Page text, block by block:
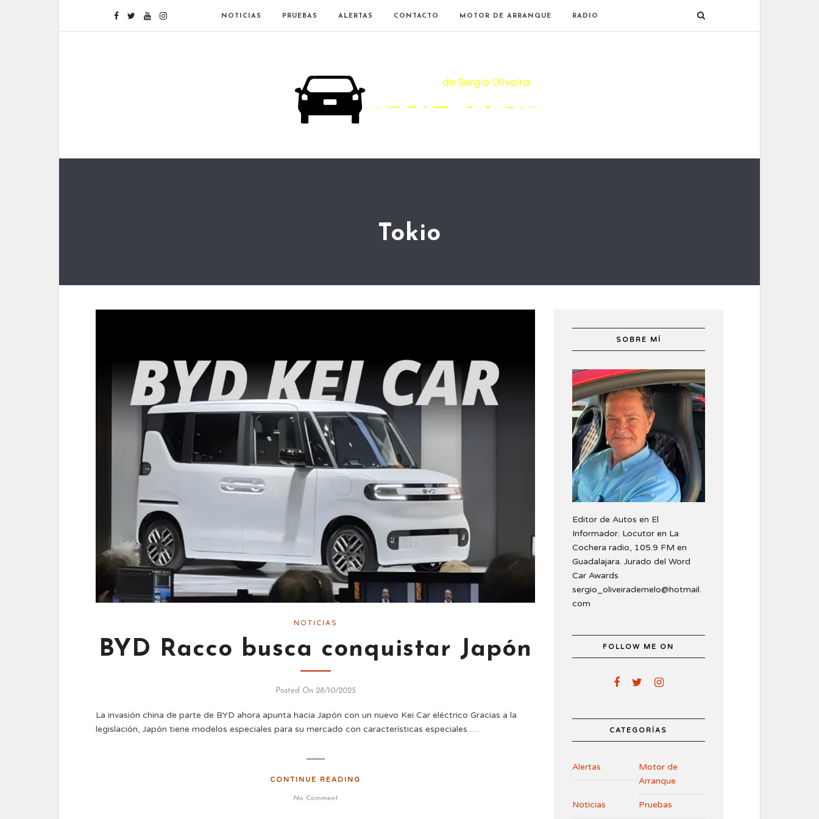
NOTICIAS PRUEBAS ALERTAS CONTACTO MOTOR DE ARRANQUE RADIO
Tokio
NOTICIAS
BYD Racco busca conquistar Japón
Posted On 28/10/2025
La invasión china de parte de BYD ahora apunta hacia Japón con un nuevo Kei Car eléctrico Gracias a la
legislación, Japón tiene modelos especiales para su mercado con características especiales …
CONTINUE READING
No Comment
SOBRE MÍ
Editor de Autos en El
Informador. Locutor en La
Cochera radio, 105.9 FM en
Guadalajara. Jurado del Word
Car Awards
sergio_oliveirademelo@hotmail.
com
FOLLOW ME ON
CATEGORÍAS
Alertas
Motor de
Arranque
Noticias Pruebas